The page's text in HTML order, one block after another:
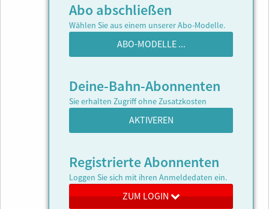
Abo abschließen
Wählen Sie aus einem unserer Abo-Modelle.
ABO-MODELLE ...
Deine-Bahn-Abonnenten
Sie erhalten Zugriff ohne Zusatzkosten
AKTIVEREN
Registrierte Abonnenten
Loggen Sie sich mit ihren Anmeldedaten ein.
ZUM LOGIN